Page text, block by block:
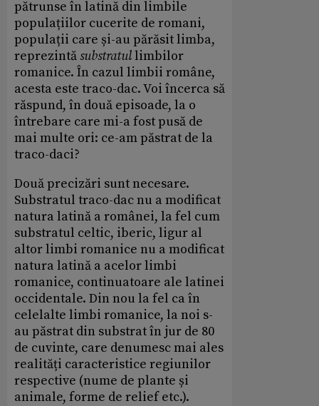
pătrunse în latină din limbile
populațiilor cucerite de romani,
populații care și-au părăsit limba,
reprezintăsubstratullimbilor
romanice. În cazul limbii române,
acesta este traco-dac. Voi încerca să
răspund, în două episoade, la o
întrebare care mi-a fost pusă de
mai multe ori: ce-am păstrat de la
traco-daci?
Două precizări sunt necesare.
Substratul traco-dac nu a modificat
natura latină a românei, la fel cum
substratul celtic, iberic, ligur al
altor limbi romanice nu a modificat
natura latină a acelor limbi
romanice, continuatoare ale latinei
occidentale. Din nou la fel ca în
celelalte limbi romanice, la noi s-
au păstrat din substrat în jur de 80
de cuvinte, care denumesc mai ales
realități caracteristice regiunilor
respective (nume de plante și
animale, forme de relief etc.).